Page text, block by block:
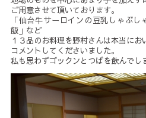
ご用意させて頂いております。
「仙台牛サーロインの豆乳しゃぶ
飯」など
１３品のお料理を野村さんは本当にお
コメントしてくださいました。
私も思わずゴックンとつばを飲んでし